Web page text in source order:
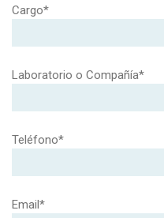
Cargo*
Laboratorio o Compañía*
Teléfono*
Email*